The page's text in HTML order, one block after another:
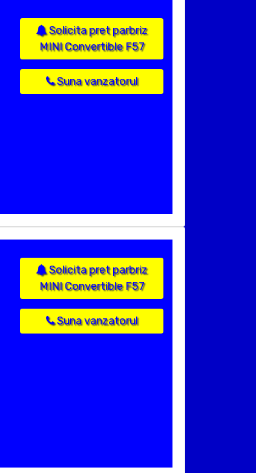
Solicita pret parbriz
MINI Convertible F57
Suna vanzatorul
Solicita pret parbriz
MINI Convertible F57
Suna vanzatorul